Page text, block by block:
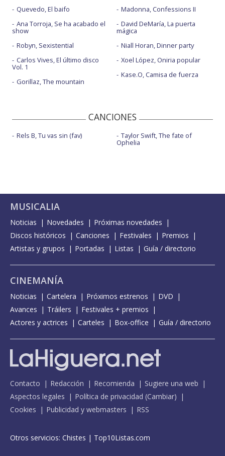
Quevedo, El baifo
Ana Torroja, Se ha acabado el
show
Robyn, Sexistential
Carlos Vives, El último disco
Vol. 1
Gorillaz, The mountain
Madonna, Confessions II
David DeMaría, La puerta
mágica
Niall Horan, Dinner party
Xoel López, Oniria popular
Kase.O, Camisa de fuerza
CANCIONES
Rels B, Tu vas sin (fav) Taylor Swift, The fate of
Ophelia
MUSICALIA
Noticias Novedades
Próximas novedades
Discos históricos
Canciones Festivales
Premios
Artistas y grupos
Portadas Listas Guía / directorio
CINEMANÍA
Noticias Cartelera Próximos estrenos
DVD
Avances
Tráilers
Festivales + premios
Actores y actrices
Carteles Box-office Guía / directorio
Contacto Redacción Recomienda
Sugiere una web
Aspectos legales
Política de privacidad (Cambiar)
Cookies
Publicidad y webmasters RSS
Otros servicios: Chistes | Top10Listas.com